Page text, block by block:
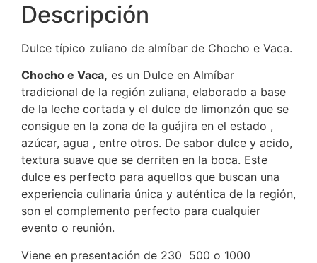
Descripción
Dulce típico zuliano de almíbar de Chocho e Vaca.
Chocho e Vaca, es un Dulce en Almíbar
tradicional de la región zuliana, elaborado a base
de la leche cortada y el dulce de limonzón que se
consigue en la zona de la guájira en el estado ,
azúcar, agua , entre otros. De sabor dulce y acido,
textura suave que se derriten en la boca. Este
dulce es perfecto para aquellos que buscan una
experiencia culinaria única y auténtica de la región,
son el complemento perfecto para cualquier
evento o reunión.
Viene en presentación de 230 500 o 1000